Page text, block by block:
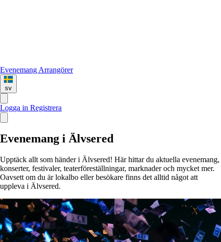
Evenemang Arrangörer
sv
Logga in Registrera
Evenemang i Älvsered
Upptäck allt som händer i Älvsered! Här hittar du aktuella evenemang,
konserter, festivaler, teaterföreställningar, marknader och mycket mer.
Oavsett om du är lokalbo eller besökare finns det alltid något att
uppleva i Älvsered.